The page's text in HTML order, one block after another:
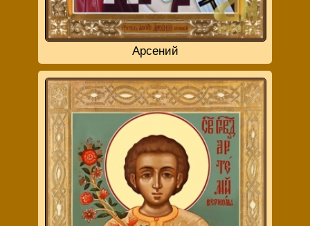
Арсений